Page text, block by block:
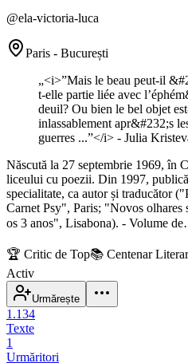
@ela-victoria-luca
Paris - București
„<i>”Mais le beau peut-il
t-elle partie liée avec
deuil? Ou bien le bel objet
inlassablement apr&#232;s
guerres ...”</i> - Julia
Născută la 27 septembrie 1969, în
liceului cu poezii. Din 1997,
specialitate, ca autor și traducător
Carnet Psy", Paris; "Novos olhares
os 3 anos", Lisabona). - Volume
🏆 Critic de Top📚 Centenar Literar
Activ
Urmărește
1.134
Texte
1
Urmăritori